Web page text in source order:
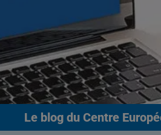
Le blogdu Centre